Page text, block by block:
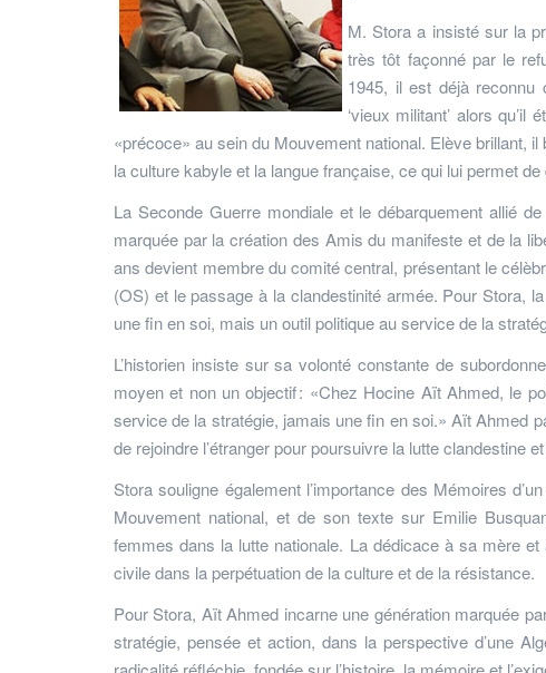
M. Stora a insisté sur la
très tôt façonné par le
1945, il est déjà reconnu
‘vieux militant’ alors
«précoce» au sein du Mouvement national. Elève brillant,
la culture kabyle et la langue française, ce qui lui permet
La Seconde Guerre mondiale et le débarquement allié
marquée par la création des Amis du manifeste et de la
ans devient membre du comité central, présentant le
(OS) et le passage à la clandestinité armée. Pour Stora,
une fin en soi, mais un outil politique au service de la
L’historien insiste sur sa volonté constante de
moyen et non un objectif : «Chez Hocine Aït Ahmed, le
service de la stratégie, jamais une fin en soi.» Aït Ahmed
de rejoindre l’étranger pour poursuivre la lutte clandestine
Stora souligne également l’importance des Mémoires
Mouvement national, et de son texte sur Emilie
femmes dans la lutte nationale. La dédicace à sa mère
civile dans la perpétuation de la culture et de la résistance.
Pour Stora, Aït Ahmed incarne une génération marquée
stratégie, pensée et action, dans la perspective d’une